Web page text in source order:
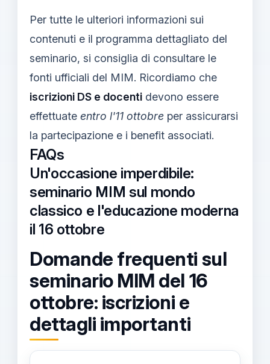
Per tutte le ulteriori informazioni sui
contenuti e il programma dettagliato del
seminario, si consiglia di consultare le
fonti ufficiali del MIM. Ricordiamo che
iscrizioni DS e docenti devono essere
effettuate entro l'11 ottobre per assicurarsi
la partecipazione e i benefit associati.
FAQs
Un'occasione imperdibile:
seminario MIM sul mondo
classico e l'educazione moderna
il 16 ottobre
Domande frequenti sul
seminario MIM del 16
ottobre: iscrizioni e
dettagli importanti